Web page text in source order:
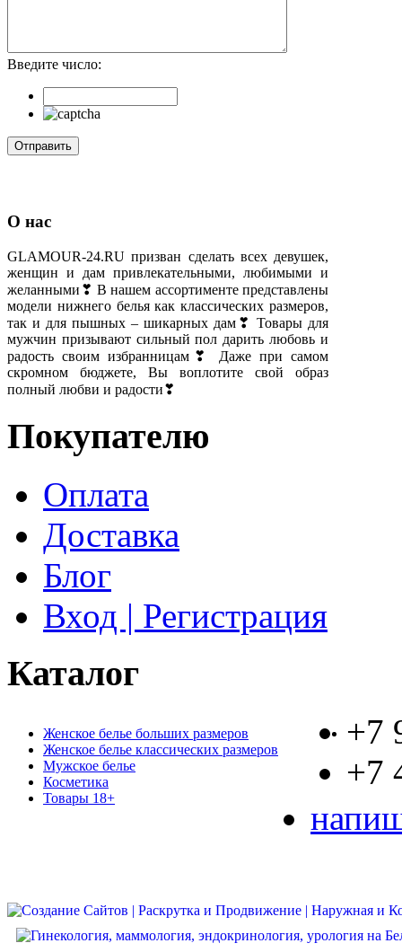
Введите число:
О нас
GLAMOUR-24.RU призван сделать всех девушек,
женщин и дам привлекательными, любимыми и
желанными❣ В нашем ассортименте представлены
модели нижнего белья как классических размеров,
так и для пышных – шикарных дам❣ Товары для
мужчин призывают сильный пол дарить любовь и
радость своим избранницам❣ Даже при самом
скромном бюджете, Вы воплотите свой образ
полный любви и радости❣
Покупателю
Оплата
Доставка
Блог
Вход | Регистрация
Каталог
Женское белье больших размеров
Женское белье классических размеров
Мужское белье
Косметика
Товары 18+
+7
+7